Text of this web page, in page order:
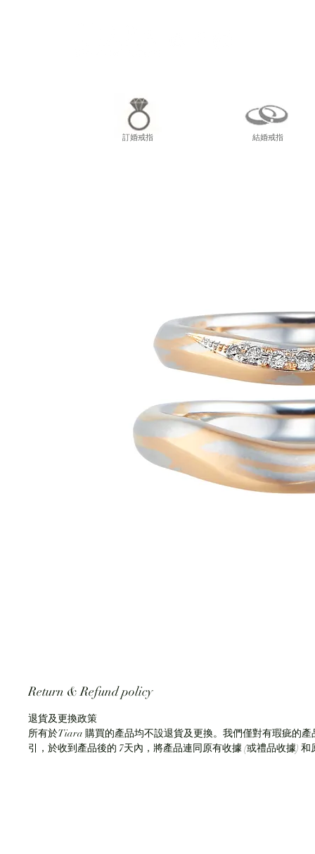
訂婚戒指 結婚戒指
Return & Refund policy
退貨及更換政策
所有於Tiara 購買的產品均不設退貨及更換。我們僅對有瑕疵的
引，於收到產品後的 7天內，將產品連同原有收據 (或禮品收據)